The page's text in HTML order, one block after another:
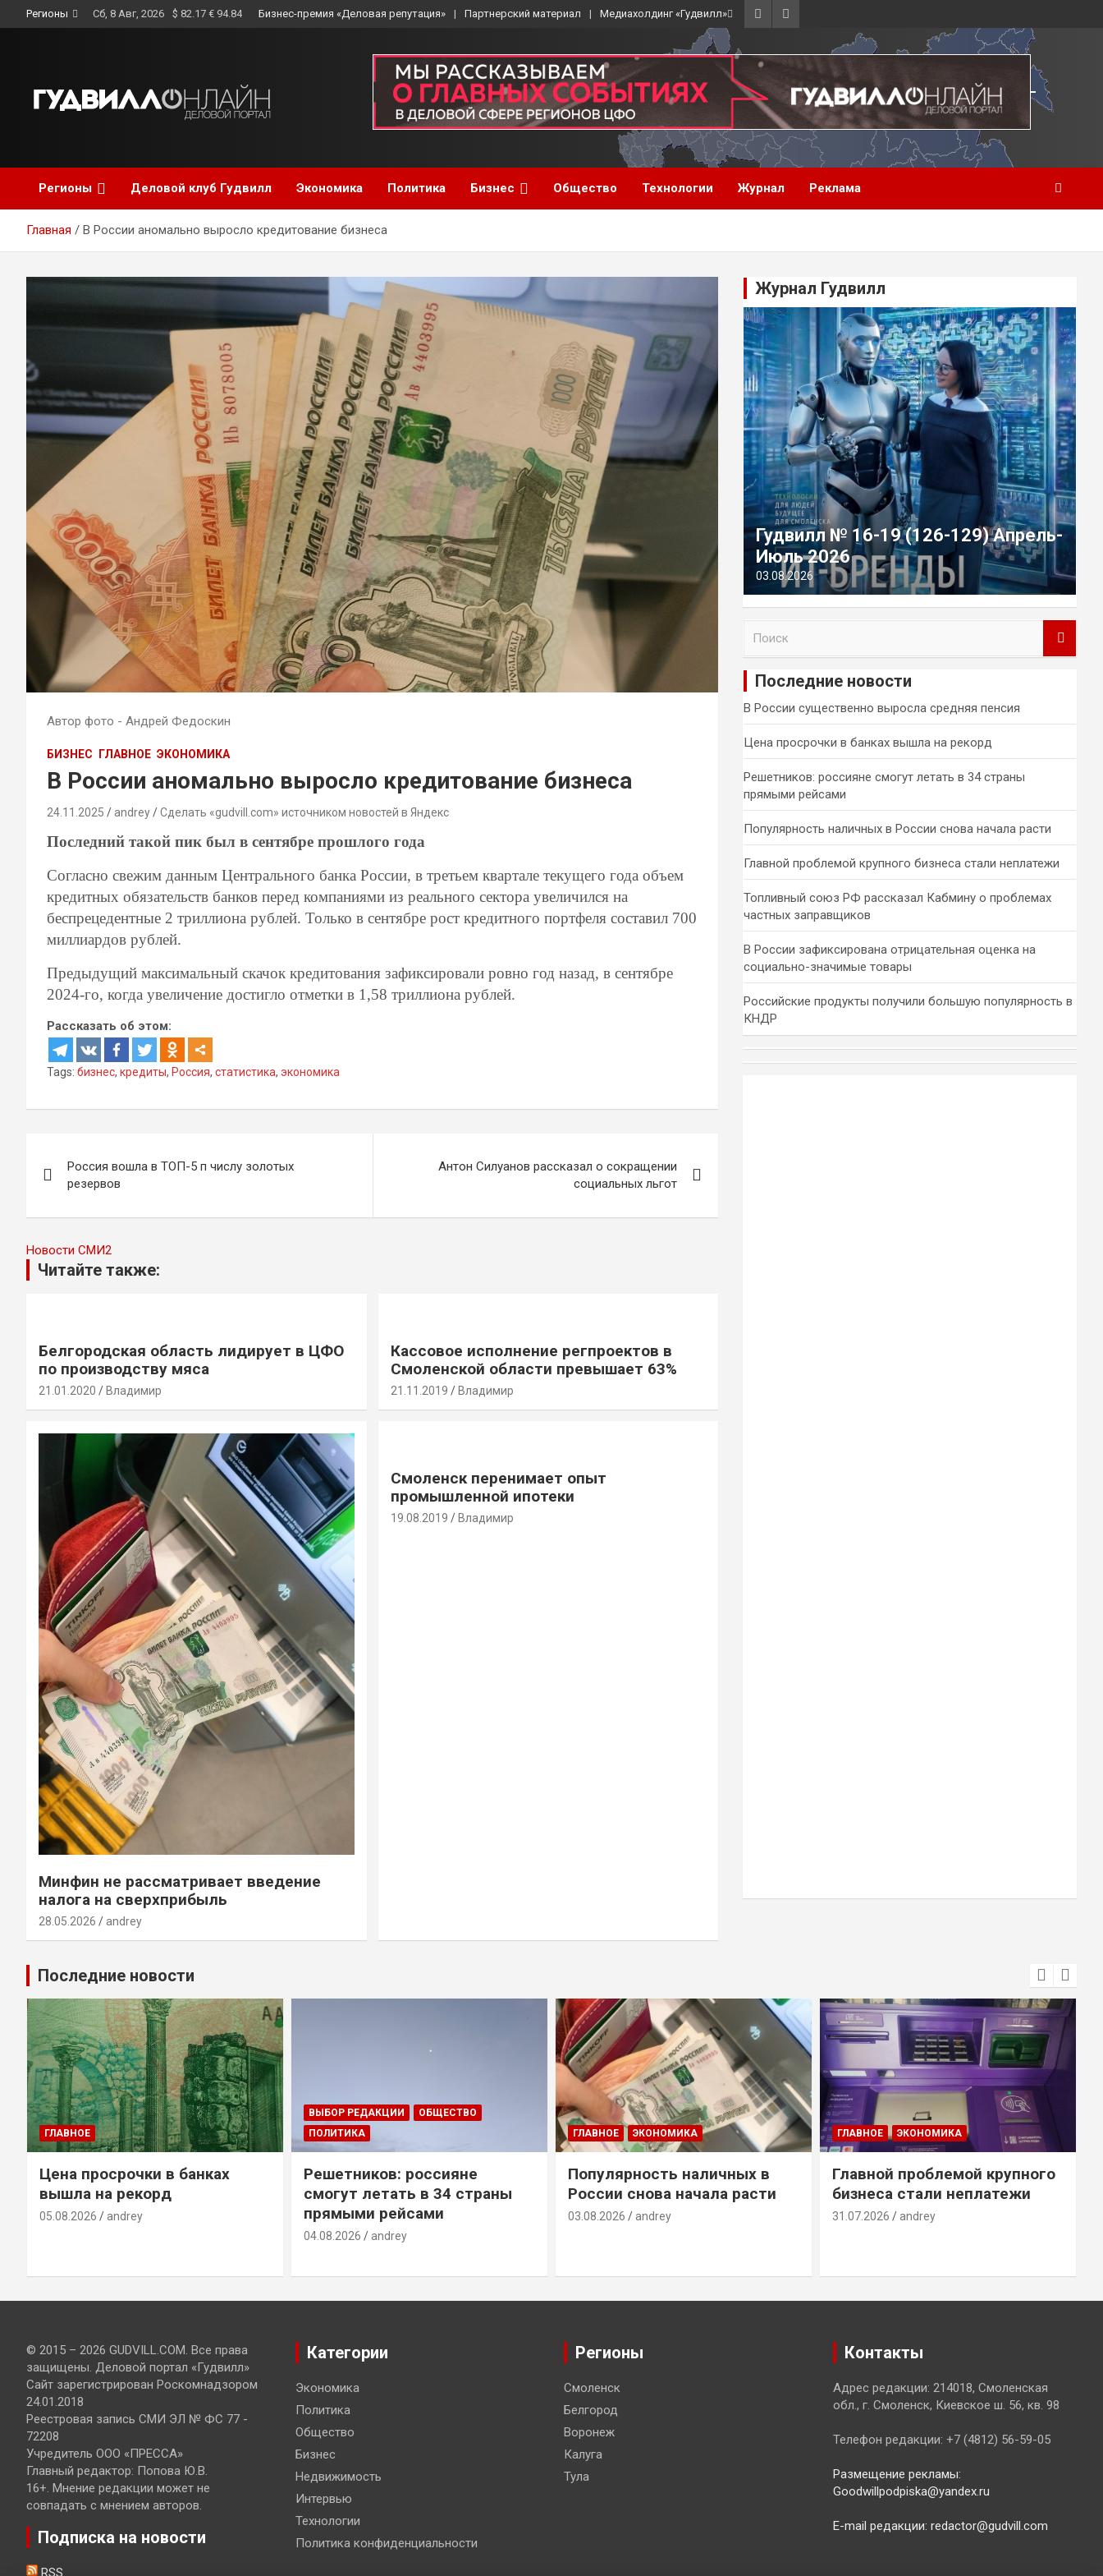
to
Регионы Сб, 8 Авг, 2026 $ 82.17 € 94.84 Бизнес-премия «Деловая репутация» Партнерский материал Медиахолдинг «Гудвилл»
Регионы Деловой клуб Гудвилл Экономика Политика Бизнес Общество Технологии Журнал Реклама
Главная В России аномально выросло кредитование бизнеса
Автор фото - Андрей Федоскин
БИЗНЕС ГЛАВНОЕ ЭКОНОМИКА
В России аномально выросло кредитование бизнеса
24.11.2025 andrey Сделать «gudvill.com» источником новостей в Яндекс
Последний такой пик был в сентябре прошлого года
Согласно свежим данным Центрального банка России, в третьем квартале текущего года объем
кредитных обязательств банков перед компаниями из реального сектора увеличился на
беспрецедентные 2 триллиона рублей. Только в сентябре рост кредитного портфеля составил 700
миллиардов рублей.
Предыдущий максимальный скачок кредитования зафиксировали ровно год назад, в сентябре
2024-го, когда увеличение достигло отметки в 1,58 триллиона рублей.
Рассказать об этом:
Tags: бизнес, кредиты, Россия, статистика, экономика
по
записям
Россия вошла в ТОП-5 п числу золотых
резервов
Антон Силуанов рассказал о сокращении
социальных льгот
Новости СМИ2
Читайте также:
Белгородская область лидирует в ЦФО
по производству мяса
21.01.2020 Владимир
Кассовое исполнение регпроектов в
Смоленской области превышает 63%
21.11.2019 Владимир
Минфин не рассматривает введение
налога на сверхприбыль
28.05.2026 andrey
Смоленск перенимает опыт
промышленной ипотеки
19.08.2019 Владимир
Журнал Гудвилл
Гудвилл № 16-19 (126-129) Апрель-
Июль 2026
03.08.2026
и
Последние новости
В России существенно выросла средняя пенсия
Цена просрочки в банках вышла на рекорд
Решетников: россияне смогут летать в 34 страны
прямыми рейсами
Популярность наличных в России снова начала расти
Главной проблемой крупного бизнеса стали неплатежи
Топливный союз РФ рассказал Кабмину о проблемах
частных заправщиков
В России зафиксирована отрицательная оценка на
социально-значимые товары
Российские продукты получили большую популярность в
КНДР
Последние новости
ГЛАВНОЕ
Цена просрочки в банках
вышла на рекорд
05.08.2026 andrey
ВЫБОР РЕДАКЦИИ
ОБЩЕСТВО
ПОЛИТИКА
Решетников: россияне
смогут летать в 34 страны
прямыми рейсами
04.08.2026 andrey
ГЛАВНОЕ ЭКОНОМИКА
Популярность наличных в
России снова начала расти
03.08.2026 andrey
ГЛАВНОЕ ЭКОНОМИКА
Главной проблемой крупного
бизнеса стали неплатежи
31.07.2026 andrey
© 2015 – 2026 GUDVILL.COM. Все права
защищены. Деловой портал «Гудвилл»
Сайт зарегистрирован Роскомнадзором
24.01.2018
Реестровая запись СМИ ЭЛ № ФС 77 -
72208
Учредитель ООО «ПРЕССА»
Главный редактор: Попова Ю.В.
16+. Мнение редакции может не
совпадать с мнением авторов.
Подписка на новости
RSS
Категории
Экономика
Политика
Общество
Бизнес
Недвижимость
Интервью
Технологии
Политика конфиденциальности
Регионы
Смоленск
Белгород
Воронеж
Калуга
Тула
Контакты
Адрес редакции: 214018, Смоленская
обл., г. Смоленск, Киевское ш. 56, кв. 98
Телефон редакции: +7 (4812) 56-59-05
Размещение рекламы:
Goodwillpodpiska@yandex.ru
E-mail редакции: redactor@gudvill.com